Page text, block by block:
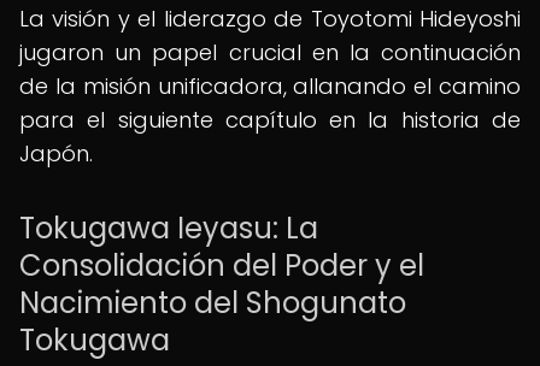
La visión y el liderazgo de Toyotomi Hideyoshi
jugaron un papel crucial en la continuación
de la misión unificadora, allanando el camino
para el siguiente capítulo en la historia de
Japón.
Tokugawa Ieyasu: La
Consolidación del Poder y el
Nacimiento del Shogunato
Tokugawa